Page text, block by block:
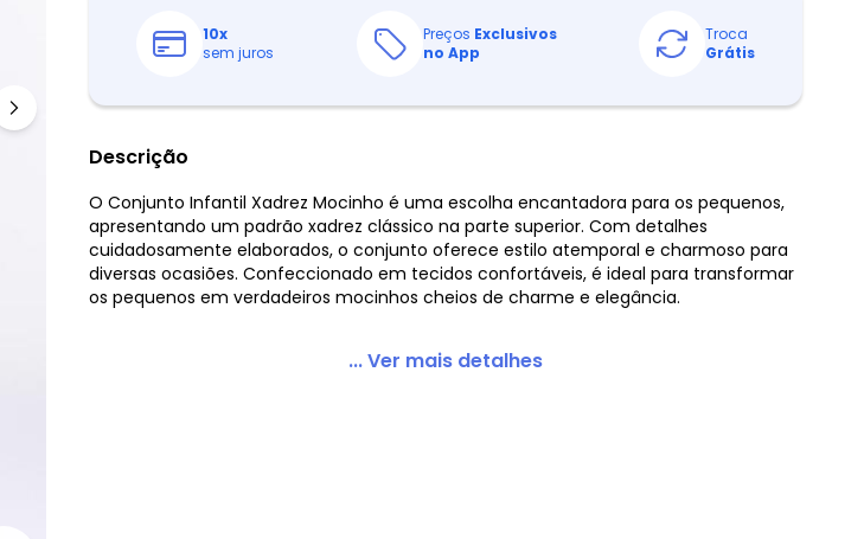
10x
sem juros
Preços Exclusivos
no App
Troca
Grátis
Descrição
O Conjunto Infantil Xadrez Mocinho é uma escolha encantadora para os pequenos,
apresentando um padrão xadrez clássico na parte superior. Com detalhes
cuidadosamente elaborados, o conjunto oferece estilo atemporal e charmoso para
diversas ocasiões. Confeccionado em tecidos confortáveis, é ideal para transformar
os pequenos em verdadeiros mocinhos cheios de charme e elegância.
... Ver mais detalhes